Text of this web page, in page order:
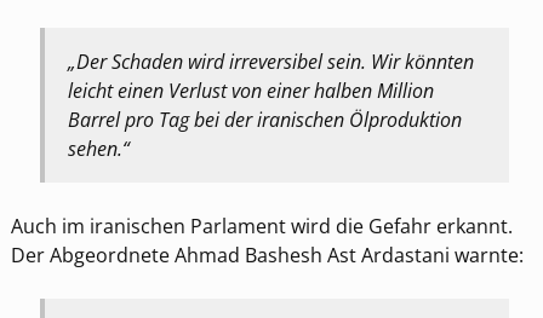
„Der Schaden wird irreversibel sein. Wir könnten
leicht einen Verlust von einer halben Million
Barrel pro Tag bei der iranischen Ölproduktion
sehen.“
Auch im iranischen Parlament wird die Gefahr erkannt.
Der Abgeordnete Ahmad Bashesh Ast Ardastani warnte: